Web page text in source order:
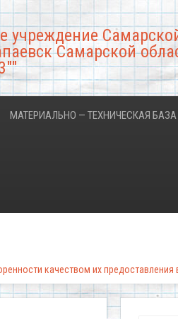
учреждение
Самарской
МАТЕРИАЛЬНО — ТЕХНИЧЕСКАЯ БАЗА
качеством их предоставления